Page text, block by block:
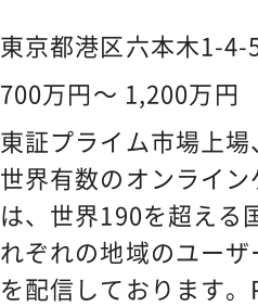
東京都港区六本木1-
タワー6階
700万円～ 1,200万円
東証プライム市場上
世界有数のオンライ
は、世界190を超える
れぞれの地域のユー
を配信しております